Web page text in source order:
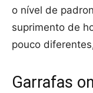
o nível de
suprimento de
pouco
Garrafas